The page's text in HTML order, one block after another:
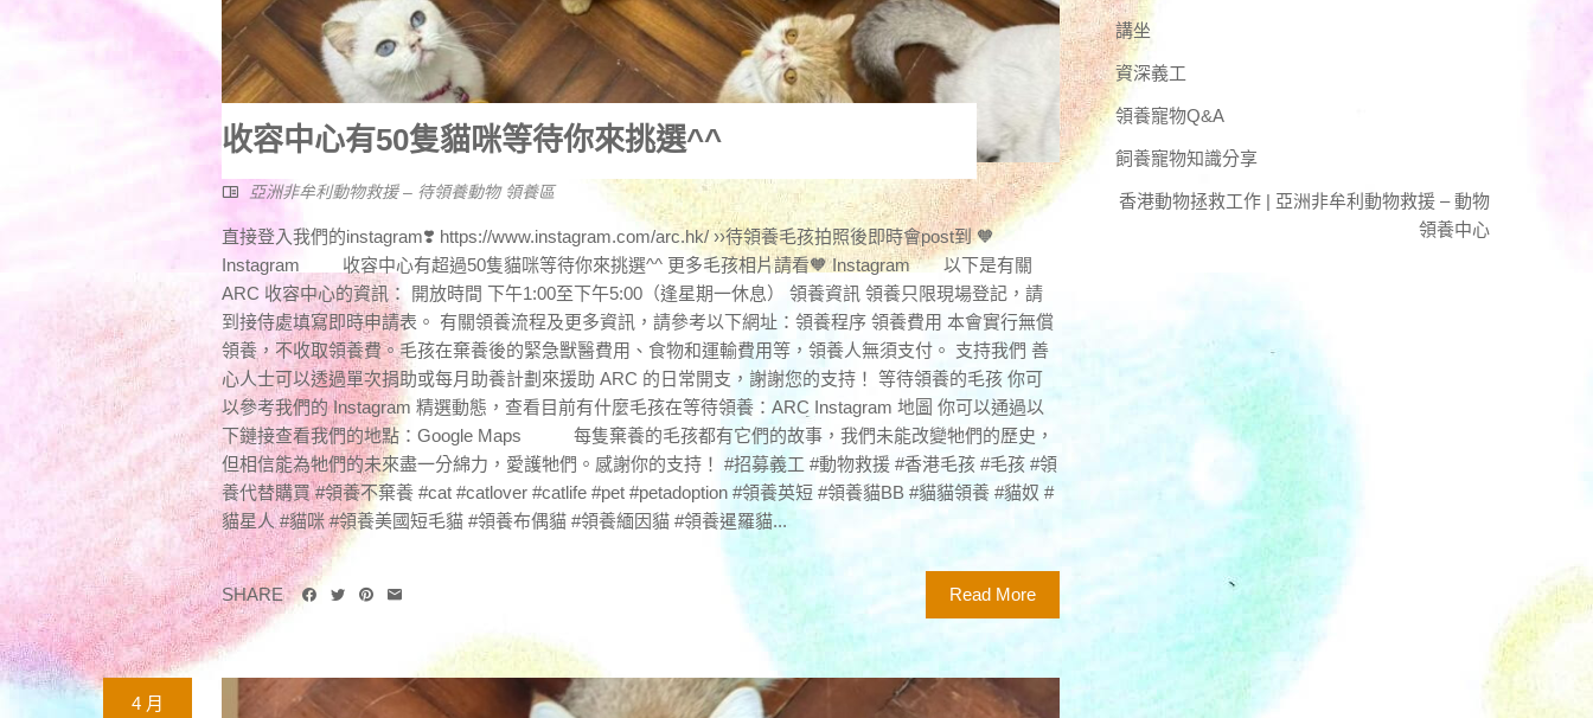
收容中心有50隻貓咪等待你來挑選^^
亞洲非牟利動物救援 – 待領養動物 領養區
直接登入我們的instagram❣️ https://www.instagram.com/arc.hk/ ››待領養毛孩拍照後即時會post到 🧡
Instagram 收容中心有超過50隻貓咪等待你來挑選^^ 更多毛孩相片請看🧡 Instagram 以下是有關
ARC 收容中心的資訊： 開放時間 下午1:00至下午5:00（逢星期一休息） 領養資訊 領養只限現場登記，請
到接侍處填寫即時申請表。 有關領養流程及更多資訊，請參考以下網址：領養程序 領養費用 本會實行無償
領養，不收取領養費。毛孩在棄養後的緊急獸醫費用、食物和運輸費用等，領養人無須支付。 支持我們 善
心人士可以透過單次捐助或每月助養計劃來援助 ARC 的日常開支，謝謝您的支持！ 等待領養的毛孩 你可
以參考我們的 Instagram 精選動態，查看目前有什麼毛孩在等待領養：ARC Instagram 地圖 你可以通過以
下鏈接查看我們的地點：Google Maps 每隻棄養的毛孩都有它們的故事，我們未能改變牠們的歷史，
但相信能為牠們的未來盡一分綿力，愛護牠們。感謝你的支持！ #招募義工 #動物救援 #香港毛孩 #毛孩 #領
養代替購買 #領養不棄養 #cat #catlover #catlife #pet #petadoption #領養英短 #領養貓BB #貓貓領養 #貓奴 #
貓星人 #貓咪 #領養美國短毛貓 #領養布偶貓 #領養緬因貓 #領養暹羅貓...
Read More
SHARE
4 月
講坐
資深義工
領養寵物Q&A
飼養寵物知識分享
香港動物拯救工作 | 亞洲非牟利動物救援 – 動物
領養中心